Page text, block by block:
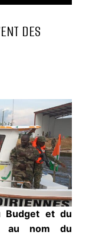
DES
Budget et du
au nom du